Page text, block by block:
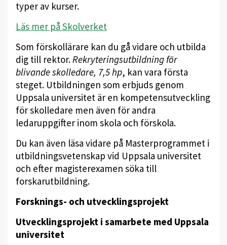
typer av kurser.
Läs mer på Skolverket
Som förskollärare kan du gå vidare och utbilda
dig till rektor.Rekryteringsutbildning för
blivande skolledare, 7,5 hp, kan vara första
steget. Utbildningen som erbjuds genom
Uppsala universitet är en kompetensutveckling
för skolledare men även för andra
ledaruppgifter inom skola och förskola.
Du kan även läsa vidare på Masterprogrammet i
utbildningsvetenskap vid Uppsala universitet
och efter magisterexamen söka till
forskarutbildning.
Forsknings- och utvecklingsprojekt
Utvecklingsprojekt i samarbete med Uppsala
universitet